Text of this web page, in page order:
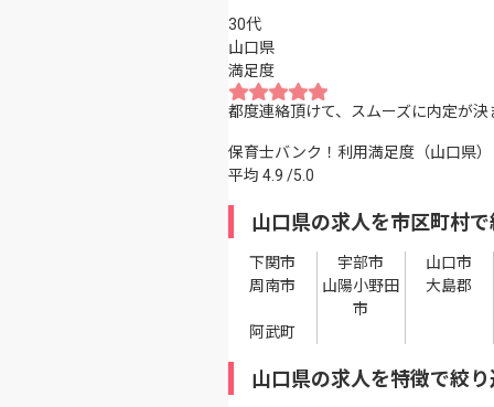
30代
山口県
満足度
都度連絡頂けて、スムーズに内定が決
保育士バンク！利用満足度（山口県）
平均 4.9 /5.0
山口県の求人を市区町村
下関市 宇部市
山口市
周南市
山陽小野田
市
大島郡
阿武町
山口県の求人を特徴で絞